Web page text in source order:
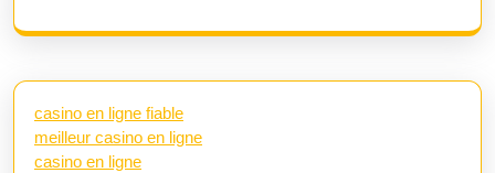
casino en ligne fiable
meilleur casino en ligne
casino en ligne